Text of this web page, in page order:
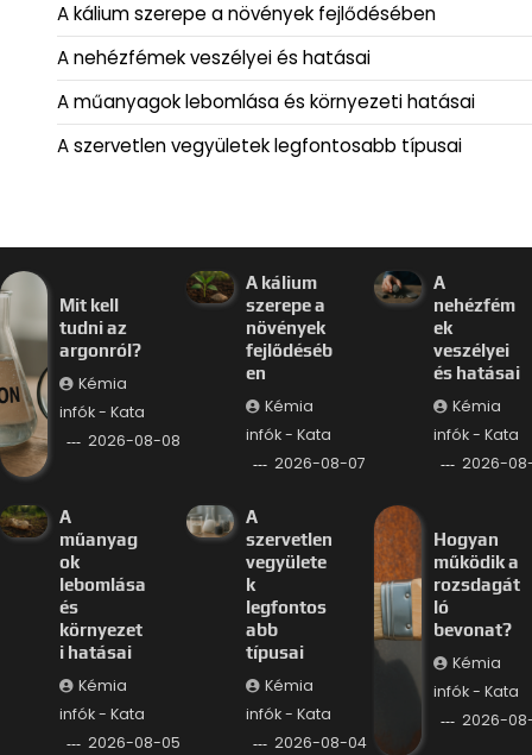
A kálium szerepe a növények fejlődésében
A nehézfémek veszélyei és hatásai
A műanyagok lebomlása és környezeti hatásai
A szervetlen vegyületek legfontosabb típusai
Mit kell
tudni az
argonról?
Kémia
infók - Kata
2026-08-08
A kálium
szerepe a
növények
fejlődéséb
en
Kémia
infók - Kata
2026-08-07
A
nehézfém
ek
veszélyei
és hatásai
Kémia
infók - Kata
2026-
A
műanyag
ok
lebomlása
és
környezet
i hatásai
Kémia
infók - Kata
2026-08-05
A
szervetlen
vegyülete
k
legfontos
abb
típusai
Kémia
infók - Kata
2026-08-04
Hogyan
működik a
rozsdagát
ló
bevonat?
Kémia
infók - Kata
2026-